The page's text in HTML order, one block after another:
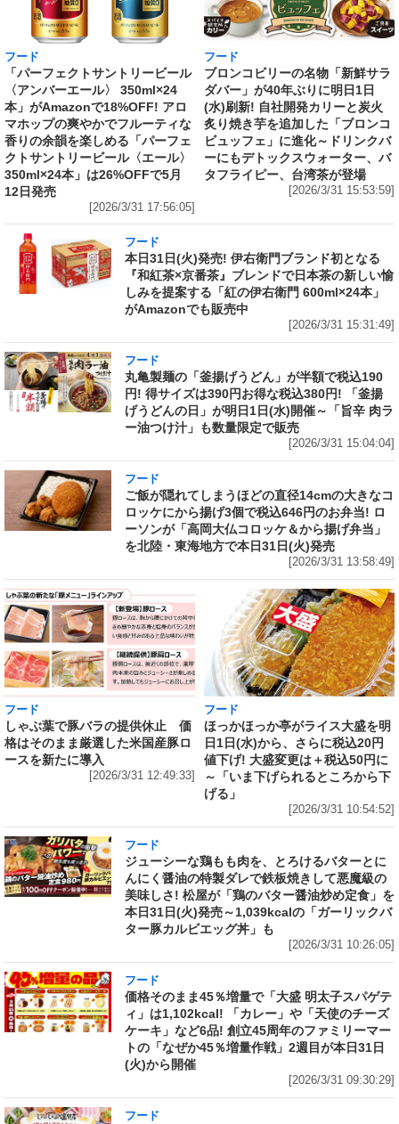
フード
「パーフェクトサントリービール
〈アンバーエール〉 350ml×24
本」がAmazonで18%OFF! アロ
マホップの爽やかでフルーティな
香りの余韻を楽しめる「パーフェ
クトサントリービール〈エール〉
350ml×24本」は26%OFFで5月
12日発売
[2026/3/31 17:56:05]
フード
ブロンコビリーの名物「新鮮サラ
ダバー」が40年ぶりに明日1日
(水)刷新! 自社開発カリーと炭火
炙り焼き芋を追加した「ブロンコ
ビュッフェ」に進化～ドリンクバ
ーにもデトックスウォーター、バ
タフライピー、台湾茶が登場
[2026/3/31 15:53:59]
フード
本日31日(火)発売! 伊右衛門ブランド初となる
『和紅茶×京番茶』ブレンドで日本茶の新しい愉
しみを提案する「紅の伊右衛門 600ml×24本」
がAmazonでも販売中
[2026/3/31 15:31:49]
フード
丸亀製麺の「釜揚げうどん」が半額で税込190
円! 得サイズは390円お得な税込380円! 「釜揚
げうどんの日」が明日1日(水)開催～「旨辛 肉ラ
ー油つけ汁」も数量限定で販売
[2026/3/31 15:04:04]
フード
ご飯が隠れてしまうほどの直径14cmの大きなコ
ロッケにから揚げ3個で税込646円のお弁当! ロ
ーソンが「高岡大仏コロッケ＆から揚げ弁当」
を北陸・東海地方で本日31日(火)発売
[2026/3/31 13:58:49]
フード
しゃぶ葉で豚バラの提供休止 価
格はそのまま厳選した米国産豚ロ
ースを新たに導入
[2026/3/31 12:49:33]
フード
ほっかほっか亭がライス大盛を明
日1日(水)から、さらに税込20円
値下げ! 大盛変更は＋税込50円に
～「いま下げられるところから下
げる」
[2026/3/31 10:54:52]
フード
ジューシーな鶏もも肉を、とろけるバターとに
んにく醤油の特製ダレで鉄板焼きして悪魔級の
美味しさ! 松屋が「鶏のバター醤油炒め定食」を
本日31日(火)発売～1,039kcalの「ガーリックバ
ター豚カルビエッグ丼」も
[2026/3/31 10:26:05]
フード
価格そのまま45％増量で「大盛 明太子スパゲテ
ィ」は1,102kcal! 「カレー」や「天使のチーズ
ケーキ」など6品! 創立45周年のファミリーマー
トの「なぜか45％増量作戦」2週目が本日31日
(火)から開催
[2026/3/31 09:30:29]
フード